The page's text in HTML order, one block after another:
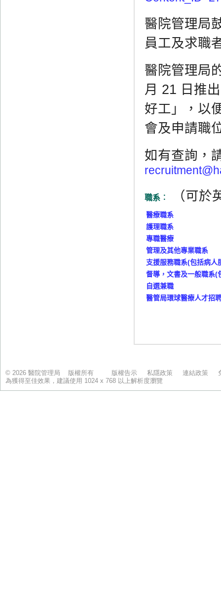
© 2026 醫院管理局 版權所有 版權告示 私隱政策 連結政策
為獲得至佳效果，建議使用 1024 x 768 以上解析度瀏覽